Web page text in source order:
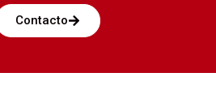
Contacto